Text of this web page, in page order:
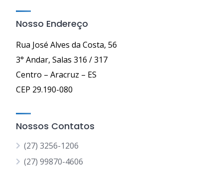
Nosso Endereço
Rua José Alves da Costa, 56
3° Andar, Salas 316 / 317
Centro – Aracruz – ES
CEP 29.190-080
Nossos Contatos
(27) 3256-1206
(27) 99870-4606